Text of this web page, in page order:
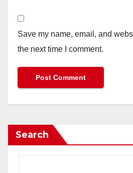
Save my name, email, and
the next time I comment.
Search